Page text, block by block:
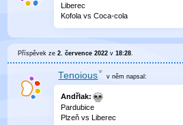
Liberec
Kofola vs Coca-cola
Příspěvek ze2. července 2022 v18:28
Tenoious v něm napsal:
Andřlak:
Pardubice
Plzeň vs Liberec